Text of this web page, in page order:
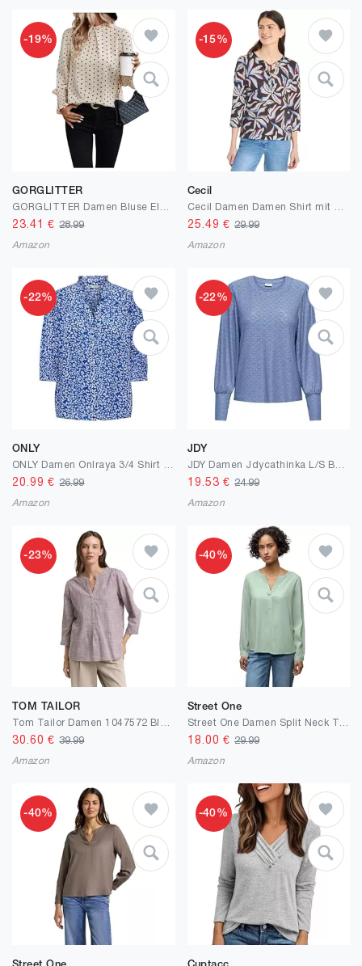
-19%
GORGLITTER
23.41 €28.99
Amazon
-15%
Cecil
25.49 € 29.99
Amazon
-22%
ONLY
20.99 €26.99
Amazon
-22%
JDY
19.53 € 24.99
Amazon
-23%
TOM TAILOR
30.60 €39.99
Amazon
-40%
Street One
18.00 € 29.99
Amazon
-40% -40%